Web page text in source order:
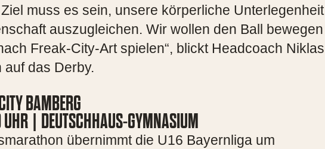
muss es sein, unsere körperliche Unterlegenheit
auszugleichen. Wir wollen den Ball bewegen
Freak-City-Art spielen“, blickt Headcoach Niklas
das Derby.
BAMBERG
| DEUTSCHHAUS-GYMNASIUM
übernimmt die U16 Bayernliga um